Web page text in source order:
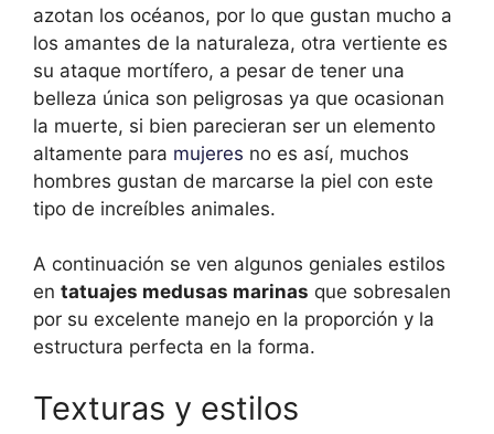
azotan los océanos, por lo que gustan mucho a
los amantes de la naturaleza, otra vertiente es
su ataque mortífero, a pesar de tener una
belleza única son peligrosas ya que ocasionan
la muerte, si bien parecieran ser un elemento
altamente para mujeres no es así, muchos
hombres gustan de marcarse la piel con este
tipo de increíbles animales.
A continuación se ven algunos geniales estilos
en tatuajes medusas marinas que sobresalen
por su excelente manejo en la proporción y la
estructura perfecta en la forma.
Texturas y estilos